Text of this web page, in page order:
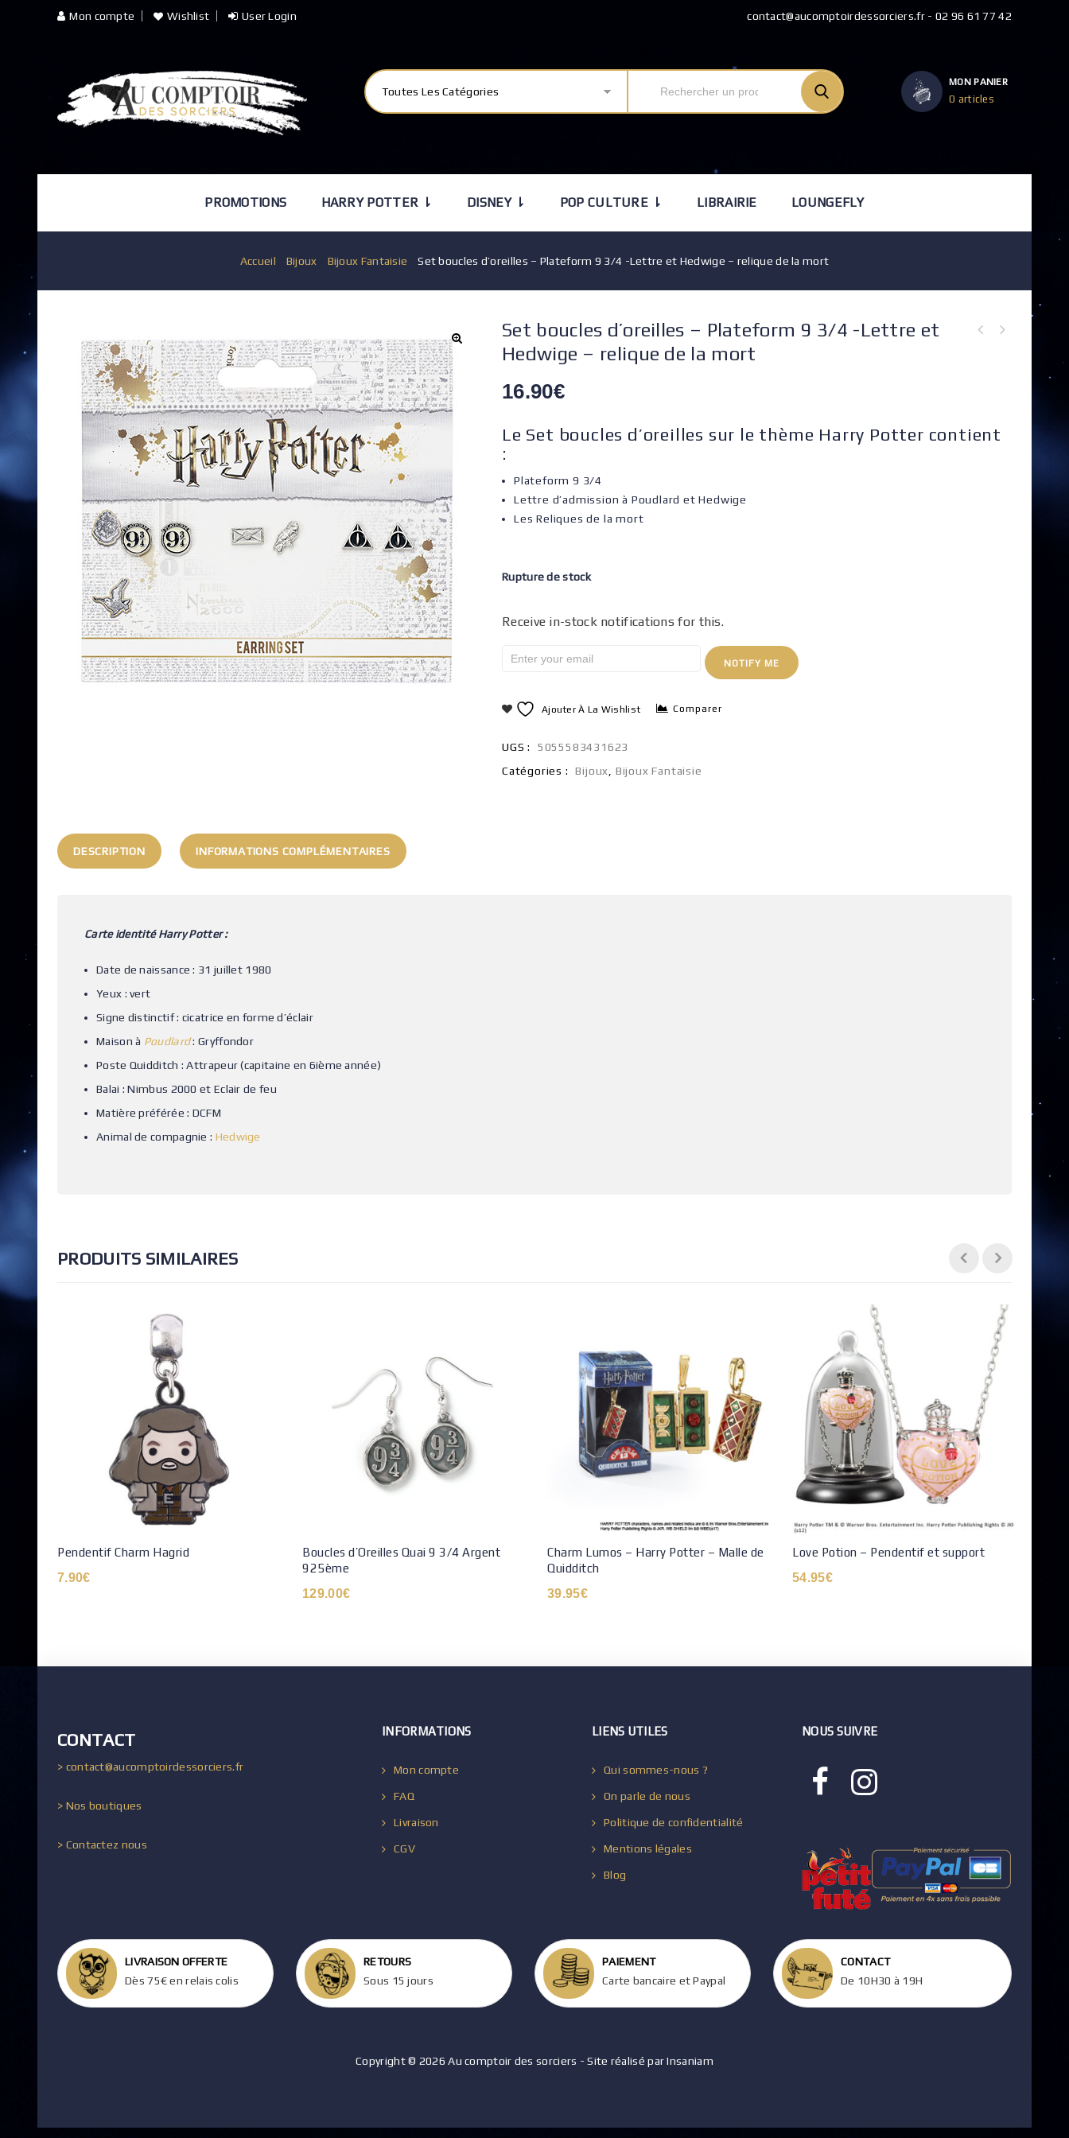
Mon compte Wishlist User Login contact@aucomptoirdessorciers.fr - 02 96 61 77 42
Toutes Les Catégories
MON PANIER
0 articles
PROMOTIONS HARRY POTTER ⇂ DISNEY ⇂ POP CULTURE ⇂ LIBRAIRIE LOUNGEFLY
Accueil Bijoux Bijoux Fantaisie /Set boucles d’oreilles – Plateform 9 3/4 -Lettre et Hedwige – relique de la mort
Set boucles d’oreilles – Plateform 9 3/4 -Lettre et
Hedwige – relique de la mort
16.90€
Le Set boucles d’oreilles sur le thème Harry Potter contient
:
Plateform 9 3/4
Lettre d’admission à Poudlard et Hedwige
Les Reliques de la mort
Rupture de stock
Receive in-stock notifications for this.
NOTIFY ME
Ajouter À La Wishlist Comparer
UGS :
5055583431623
Catégories :
Bijoux Bijoux Fantaisie
DESCRIPTION INFORMATIONS COMPLÉMENTAIRES
Carte identité Harry Potter :
Date de naissance : 31 juillet 1980
Yeux : vert
Signe distinctif : cicatrice en forme d’éclair
Maison à Poudlard: Gryffondor
Poste Quidditch : Attrapeur (capitaine en 6ième année)
Balai : Nimbus 2000 et Eclair de feu
Matière préférée : DCFM
Animal de compagnie : Hedwige
PRODUITS SIMILAIRES
Pendentif Charm Hagrid
7.90€
Boucles d’Oreilles Quai 9 3/4 Argent
925ème
129.00€
Charm Lumos – Harry Potter – Malle de
Quidditch
39.95€
Love Potion – Pendentif et support
54.95€
7.99
CONTACT
> contact@aucomptoirdessorciers.fr
> Nos boutiques
> Contactez nous
INFORMATIONS
Mon compte
FAQ
Livraison
CGV
LIENS UTILES
Qui sommes-nous ?
On parle de nous
Politique de confidentialité
Mentions légales
Blog
NOUS SUIVRE
LIVRAISON OFFERTE
Dès 75€ en relais colis
RETOURS
Sous 15 jours
PAIEMENT
Carte bancaire et Paypal
CONTACT
De 10H30 à 19H
Copyright © 2026 Au comptoir des sorciers - Site réalisé par Insaniam